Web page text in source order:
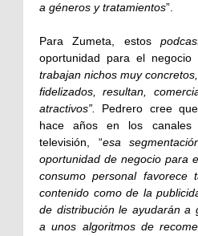
a géneros y tratamientos”.
Para Zumeta, estos
oportunidad para el negocio
trabajan nichos muy
fidelizados, resultan,
atractivos”.
Pedrero cree
hace años en los
televisión, “esa
oportunidad de negocio para
consumo personal favorece
contenido como de la
de distribución le ayudarán a
a unos algoritmos de